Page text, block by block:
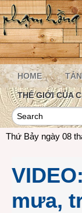
HOME
THẾ GIỚI CỦA
Thứ Bảy ngày 08
mưa,